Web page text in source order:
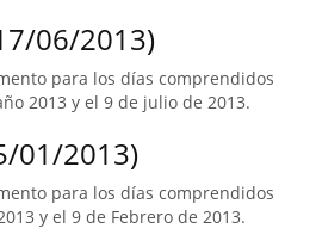
06/2013)
para los días comprendidos
2013 y el 9 de julio de 2013.
01/2013)
para los días comprendidos
y el 9 de Febrero de 2013.